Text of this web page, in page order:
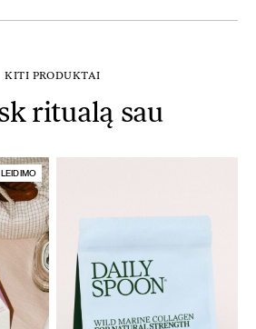
KITI PRODUKTAI
ritualą sau